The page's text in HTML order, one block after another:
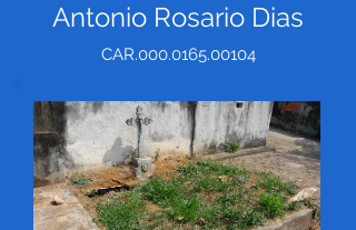
Antonio Rosario Dias
CAR.000.0165.00104